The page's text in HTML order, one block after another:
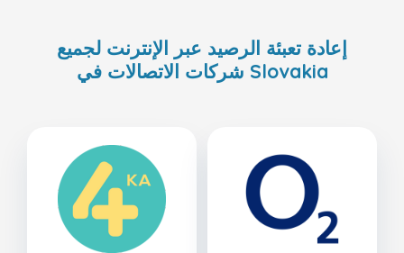
إعادة تعبئة الرصيد عبر الإنترنت لجميع
شركات الاتصالات في Slovakia